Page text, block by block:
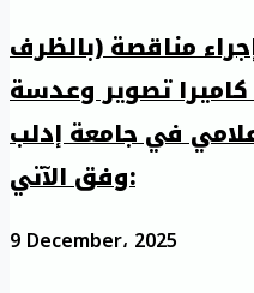
مناقصة (بالظرف
كاميرا تصوير وعدسة
في جامعة إدلب
وفق الآتي:
9 December، 2025